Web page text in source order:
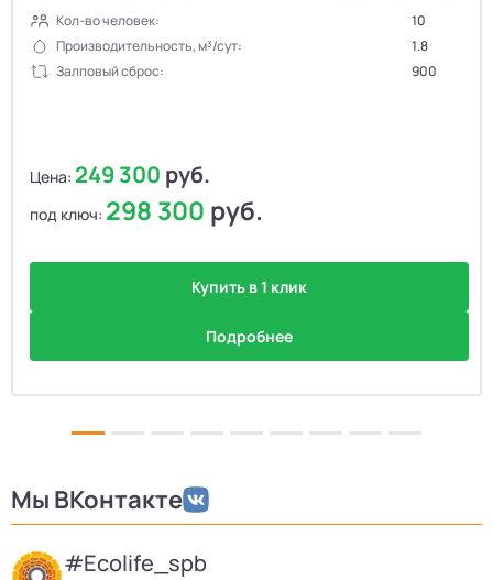
Кол-во человек:
10
Производительность, м³/сут:
1.8
Залповый сброс:
900
Цена: 249 300 руб.
под ключ: 298 300 руб.
Купить в 1 клик
Подробнее
Мы ВКонтакте
#Ecolife_spb